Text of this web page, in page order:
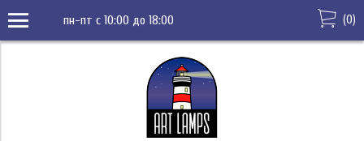
пн-пт с 10:00 до 18:00 (0)